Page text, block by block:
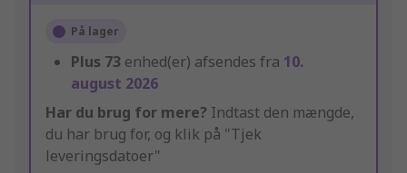
På lager
Plus 73 enhed(er) afsendes fra 10.
august 2026
Har du brug for mere? Indtast den mængde,
du har brug for, og klik på "Tjek
leveringsdatoer"